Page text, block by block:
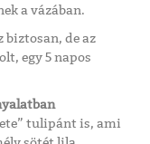
a vázában.
biztosan, de az
egy 5 napos
tulipánt is, ami